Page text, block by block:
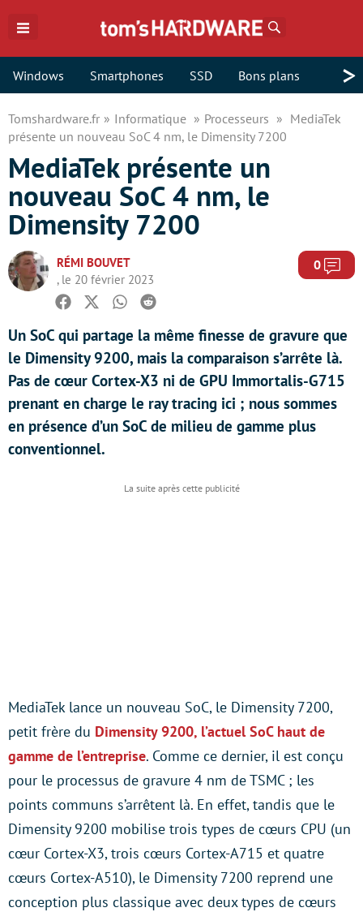
Windows Smartphones SSD Bons plans >
Tomshardware.fr Informatique Processeurs
MediaTek
présente un nouveau SoC 4 nm, le Dimensity 7200
MediaTek présente un
nouveau SoC 4 nm, le
Dimensity 7200
RÉMI BOUVET
, le 20 février 2023
0
Facebook
TwitterWhatsapp
Reddit
Un SoC qui partage la même finesse de gravure que
le Dimensity 9200, mais la comparaison s’arrête là.
Pas de cœur Cortex-X3 ni de GPU Immortalis-G715
prenant en charge le ray tracing ici ; nous sommes
en présence d’un SoC de milieu de gamme plus
conventionnel.
MediaTek lance un nouveau SoC, le Dimensity 7200,
petit frère du Dimensity 9200, l’actuel SoC haut de
gamme de l’entreprise. Comme ce dernier, il est conçu
pour le processus de gravure 4 nm de TSMC ; les
points communs s’arrêtent là. En effet, tandis que le
Dimensity 9200 mobilise trois types de cœurs CPU (un
cœur Cortex-X3, trois cœurs Cortex-A715 et quatre
cœurs Cortex-A510), le Dimensity 7200 reprend une
conception plus classique avec deux types de cœurs